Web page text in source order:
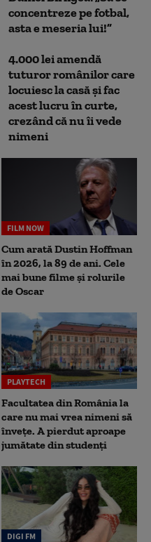
concentreze pe fotbal,
asta e meseria lui!”
4.000 lei amendă
tuturor românilor care
locuiesc la casă și fac
acest lucru în curte,
crezând că nu îi vede
nimeni
FILM NOW
Cum arată Dustin Hoffman
în 2026, la 89 de ani. Cele
mai bune filme și rolurile
de Oscar
PLAYTECH
Facultatea din România la
care nu mai vrea nimeni să
înveţe. A pierdut aproape
jumătate din studenţi
DIGI FM